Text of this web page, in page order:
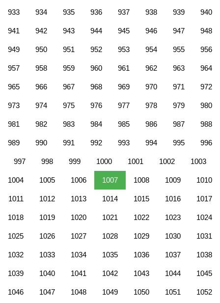
933 934 935 936 937 938 939 940
941 942 943 944 945 946 947 948
949 950 951 952 953 954 955 956
957 958 959 960 961 962 963 964
965 966 967 968 969 970 971 972
973 974 975 976 977 978 979 980
981 982 983 984 985 986 987 988
989 990 991 992 993 994 995 996
997 998 999 1000 1001 1002 1003
1004 1005 1006 1007 1008 1009 1010
1011 1012 1013 1014 1015 1016 1017
1018 1019 1020 1021 1022 1023 1024
1025 1026 1027 1028 1029 1030 1031
1032 1033 1034 1035 1036 1037 1038
1039 1040 1041 1042 1043 1044 1045
1046 1047 1048 1049 1050 1051 1052